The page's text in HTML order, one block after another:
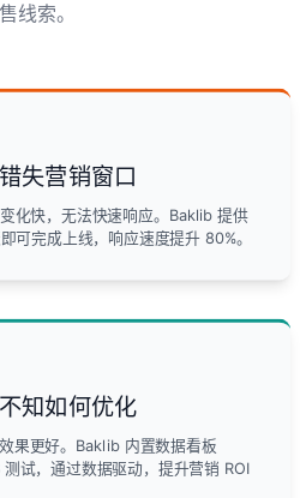
售线索。
失营销窗口
化快，无法快速响应。Baklib 提供
可完成上线，响应速度提升 80%。
知如何优化
果更好。Baklib 内置数据看板
测试，通过数据驱动，提升营销 ROI